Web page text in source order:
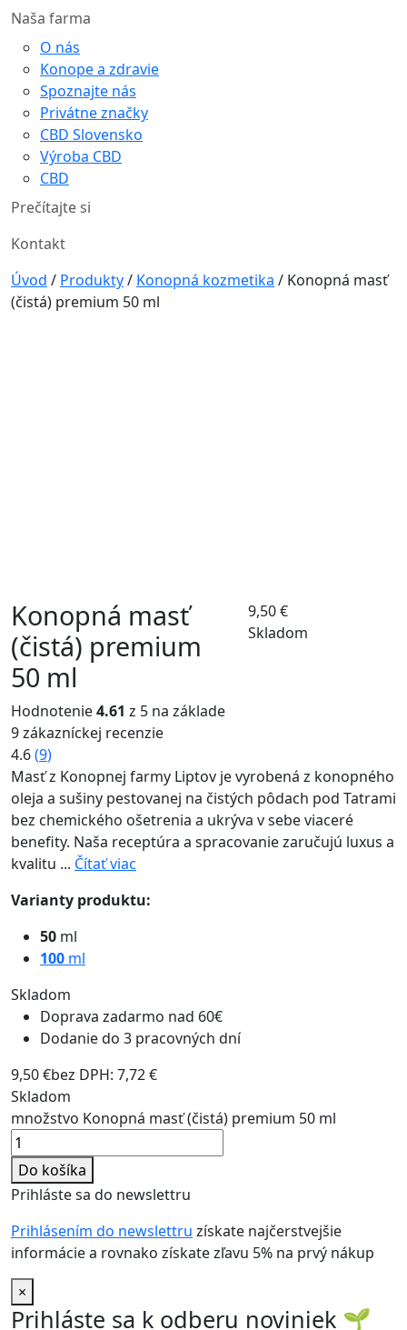
Naša farma
O nás
Konope a zdravie
Spoznajte nás
Privátne značky
CBD Slovensko
Výroba CBD
CBD
Prečítajte si
Kontakt
Úvod / Produkty/ Konopná kozmetika / Konopná masť
(čistá) premium 50 ml
Konopná masť
(čistá) premium
50 ml
Hodnotenie4.61 z 5 na základe
9zákazníckej recenzie
4.6(9)
9,50€
Skladom
Masť z Konopnej farmy Liptov je vyrobená z konopného
oleja a sušiny pestovanej na čistých pôdach pod Tatrami
bez chemického ošetrenia a ukrýva v sebe viaceré
benefity. Naša receptúra a spracovanie zaručujú luxus a
kvalitu ... Čítať viac
Varianty produktu:
50 ml
100 ml
Skladom
Doprava zadarmo nad 60€
Dodanie do 3 pracovných dní
9,50€bez DPH: 7,72€
Skladom
množstvo Konopná masť (čistá) premium 50 ml
Do košíka
Prihláste sa do newslettru
Prihlásením do newslettru získate najčerstvejšie
informácie a rovnako získate zľavu 5% na prvý nákup
×
Prihláste sa k odberu noviniek 🌱